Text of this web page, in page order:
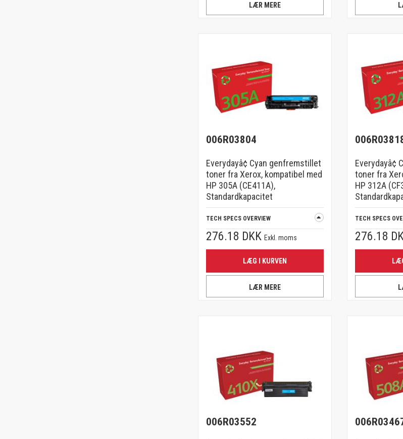
LÆR MERE
006R03804
Everydayâ¢ Cyan genfremstillet
toner fra Xerox, kompatibel med
HP 305A (CE411A),
Standardkapacitet
TECH SPECS OVERVIEW
276.18 DKK Exkl. moms
LÆG I KURVEN
LÆR MERE
toner fra
HP 312A
TECH SPECS
276.18
006R03552